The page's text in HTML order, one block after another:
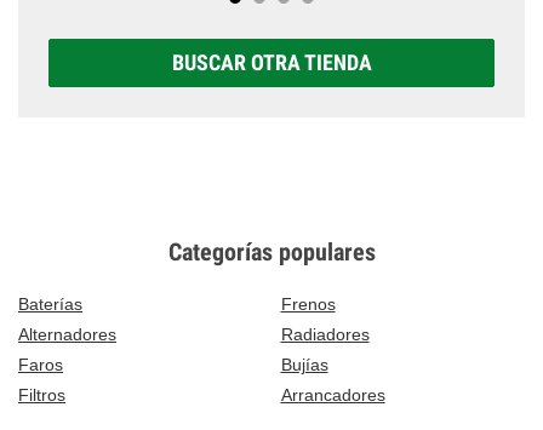
BUSCAR OTRA TIENDA
Categorías populares
Baterías
Frenos
Alternadores
Radiadores
Faros
Bujías
Filtros
Arrancadores